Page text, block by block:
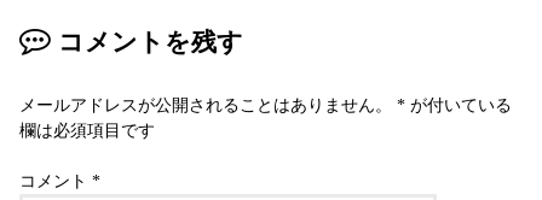
コメントを残す
メールアドレスが公開されることはありません。 * が付いている
欄は必須項目です
コメント*